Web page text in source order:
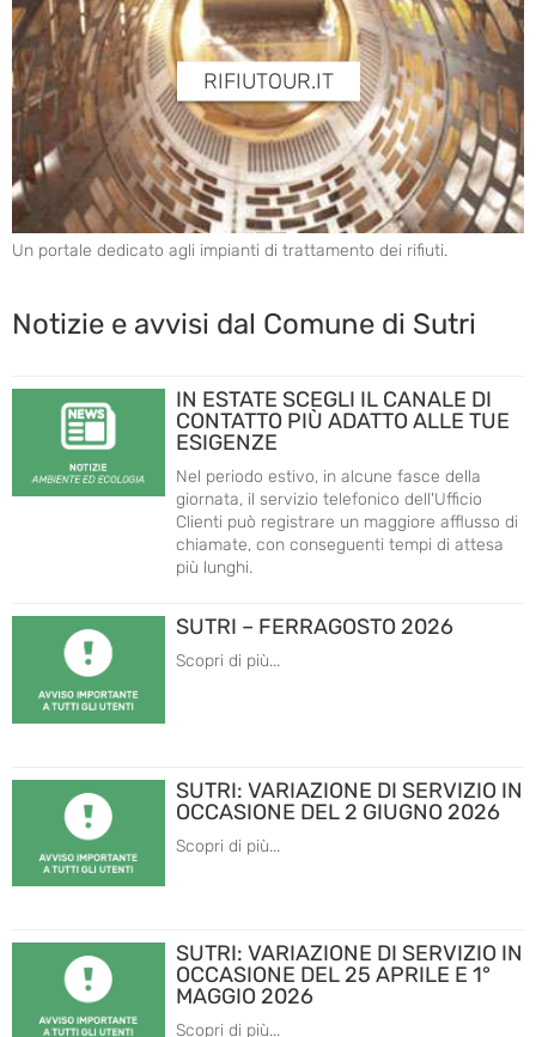
RIFIUTOUR.IT
Un portale dedicato agli impianti di trattamento dei rifiuti.
Notizie e avvisi dal Comune di Sutri
IN ESTATE SCEGLI IL CANALE DI
CONTATTO PIÙ ADATTO ALLE TUE
ESIGENZE
Nel periodo estivo, in alcune fasce della
giornata, il servizio telefonico dell'Ufficio
Clienti può registrare un maggiore afflusso di
chiamate, con conseguenti tempi di attesa
più lunghi.
SUTRI – FERRAGOSTO 2026
Scopri di più...
SUTRI: VARIAZIONE DI SERVIZIO IN
OCCASIONE DEL 2 GIUGNO 2026
Scopri di più...
SUTRI: VARIAZIONE DI SERVIZIO IN
OCCASIONE DEL 25 APRILE E 1°
MAGGIO 2026
Scopri di più...